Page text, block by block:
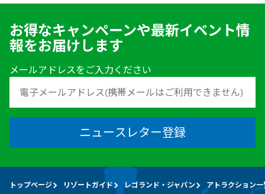
お得なキャンペーンや最新イベント情
報をお届けします
メールアドレスをご入力ください
ニュースレター登録
トップページ リゾートガイド レゴランド・ジャパン アトラクション一